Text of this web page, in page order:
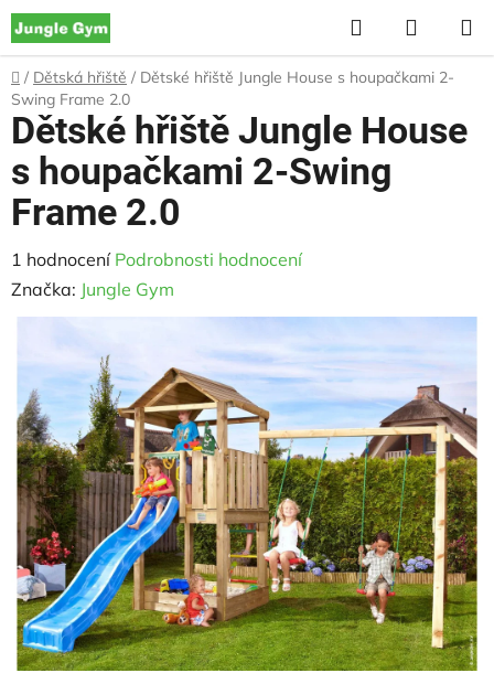
Přejít
na
obsah
Hledat
KOŠÍK
Domů
/ Dětská hřiště / Dětské hřiště Jungle House s houpačkami 2-
Swing Frame 2.0
Dětské hřiště Jungle House
s houpačkami 2-Swing
Frame 2.0
Průměrné
hodnocení
produktu
z
5
hvězdiček.
1 hodnocení Podrobnosti hodnocení
Značka: Jungle Gym